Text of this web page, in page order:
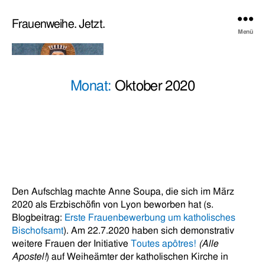
Menü
Frauenweihe. Jetzt.
Monat: Oktober 2020
Den Aufschlag machte Anne Soupa, die sich im März
2020 als Erzbischöfin von Lyon beworben hat (s.
Blogbeitrag: Erste Frauenbewerbung um katholisches
Bischofsamt). Am 22.7.2020 haben sich demonstrativ
weitere Frauen der Initiative Toutes apôtres! (Alle
Apostel!) auf Weiheämter der katholischen Kirche in